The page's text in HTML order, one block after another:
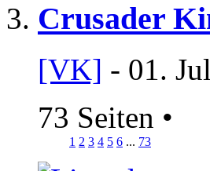
Crusader
[VK] - 01.
73 Seiten •
1 2 3 4 5 6 ... 73